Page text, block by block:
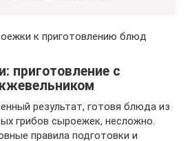
к приготовлению блюд
приготовление с
результат, готовя блюда из
грибов сыроежек, несложно.
правила подготовки и